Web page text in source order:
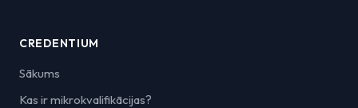
CREDENTIUM
Sākums
Kas ir mikrokvalifikācijas?